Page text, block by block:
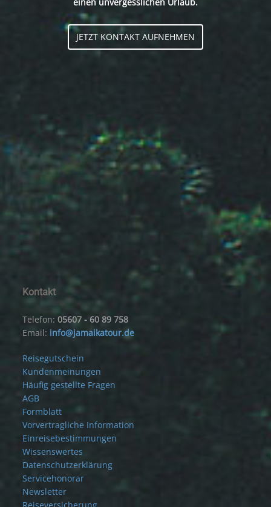
JETZT KONTAKT AUFNEHMEN
Kontakt
Telefon:05607 - 60 89 758
Email: info@jamaikatour.de
Reisegutschein
Kundenmeinungen
Häufig gestellte Fragen
AGB
Formblatt
Vorvertragliche Information
Einreisebestimmungen
Wissenswertes
Datenschutzerklärung
Servicehonorar
Newsletter